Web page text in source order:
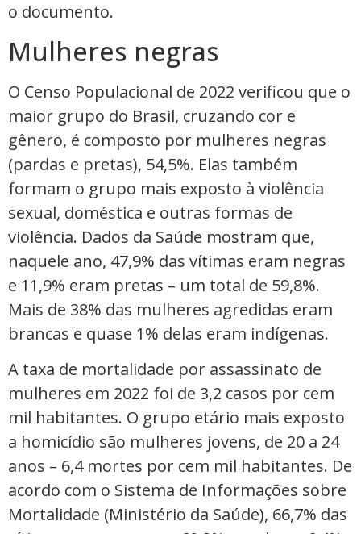
o documento.
Mulheres negras
O Censo Populacional de 2022 verificou que o
maior grupo do Brasil, cruzando cor e
gênero, é composto por mulheres negras
(pardas e pretas), 54,5%. Elas também
formam o grupo mais exposto à violência
sexual, doméstica e outras formas de
violência. Dados da Saúde mostram que,
naquele ano, 47,9% das vítimas eram negras
e 11,9% eram pretas – um total de 59,8%.
Mais de 38% das mulheres agredidas eram
brancas e quase 1% delas eram indígenas.
A taxa de mortalidade por assassinato de
mulheres em 2022 foi de 3,2 casos por cem
mil habitantes. O grupo etário mais exposto
a homicídio são mulheres jovens, de 20 a 24
anos – 6,4 mortes por cem mil habitantes. De
acordo com o Sistema de Informações sobre
Mortalidade (Ministério da Saúde), 66,7% das